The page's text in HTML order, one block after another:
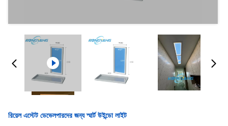
রিয়েল এস্টেট ডেভেলপারদের জন্য স্মার্ট উইন্ডো লাইট